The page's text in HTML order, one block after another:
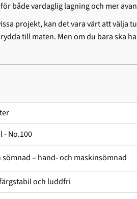
både vardaglig lagning och mer
projekt, kan det vara värt att välja
till maten. Men om du bara ska
- No.100
sömnad – hand- och maskinsömnad
och ludd­fri